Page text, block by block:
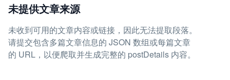
未提供文章来源
未收到可用的文章内容或链接，因此无法提取段落。
请提交包含多篇文章信息的 JSON 数组或每篇文章
的 URL，以便爬取并生成完整的 postDetails 内容。